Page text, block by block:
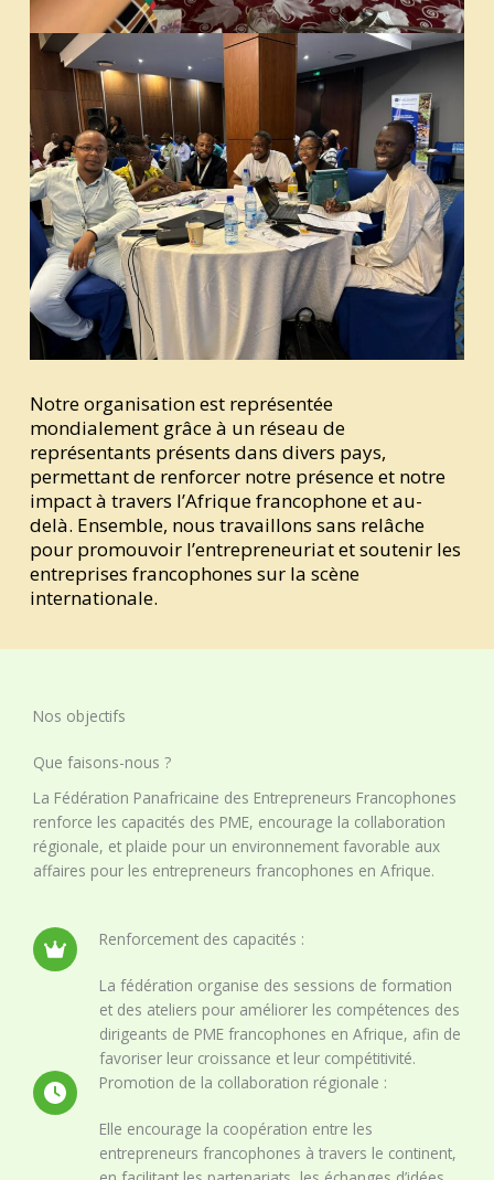
Notre organisation est représentée
mondialement grâce à un réseau de
représentants présents dans divers pays,
permettant de renforcer notre présence et notre
impact à travers l’Afrique francophone et au-
delà. Ensemble, nous travaillons sans relâche
pour promouvoir l’entrepreneuriat et soutenir les
entreprises francophones sur la scène
internationale.
Nos objectifs
Que faisons-nous ?
La Fédération Panafricaine des Entrepreneurs Francophones
renforce les capacités des PME, encourage la collaboration
régionale, et plaide pour un environnement favorable aux
affaires pour les entrepreneurs francophones en Afrique.
Renforcement des capacités :
La fédération organise des sessions de formation
et des ateliers pour améliorer les compétences des
dirigeants de PME francophones en Afrique, afin de
favoriser leur croissance et leur compétitivité.
Promotion de la collaboration régionale :
Elle encourage la coopération entre les
entrepreneurs francophones à travers le continent,